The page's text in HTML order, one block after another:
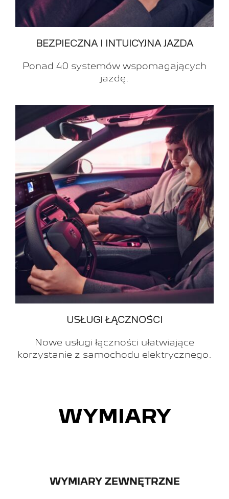
BEZPIECZNA I INTUICYJNA JAZDA
Ponad 40 systemów wspomagających
jazdę.
USŁUGI ŁĄCZNOŚCI
Nowe usługi łączności ułatwiające
korzystanie z samochodu elektrycznego.
WYMIARY
WYMIARY ZEWNĘTRZNE